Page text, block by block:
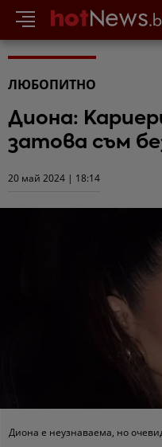
ЛЮБОПИТНО
Диона:
затова съм
20 май 2024 | 18:14
Диона е неузнаваема, но